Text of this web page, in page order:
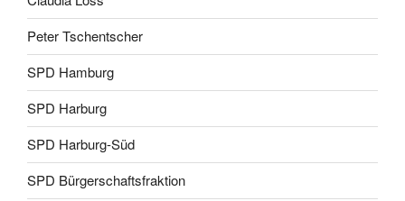
Peter Tschentscher
SPD Hamburg
SPD Harburg
SPD Harburg-Süd
SPD Bürgerschaftsfraktion